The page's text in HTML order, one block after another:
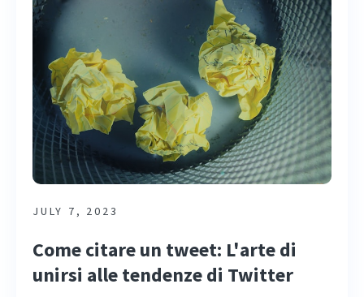
JULY 7, 2023
Come citare un tweet: L'arte di
unirsi alle tendenze di Twitter